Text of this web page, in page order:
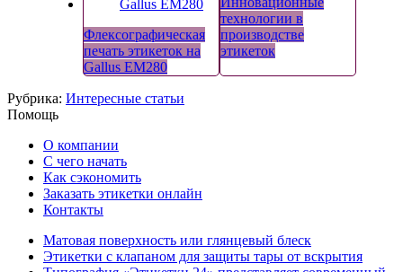
Флексографическая
печать этикеток на
Gallus EM280
технологии в
производстве
этикеток
Рубрика: Интересные статьи
Помощь
О компании
С чего начать
Как сэкономить
Заказать этикетки онлайн
Контакты
Матовая поверхность или глянцевый блеск
Этикетки с клапаном для защиты тары от вскрытия